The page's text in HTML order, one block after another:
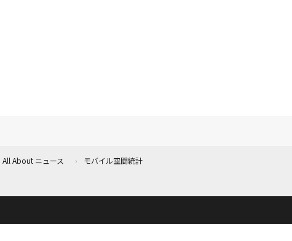
All About ニュース
モバイル空間統計